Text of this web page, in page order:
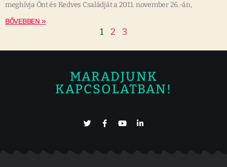
meghívja Önt és Kedves Családját a 2011. november 26.-án,
BŐVEBBEN »
1 2 3
MARADJUNK
KAPCSOLATBAN!